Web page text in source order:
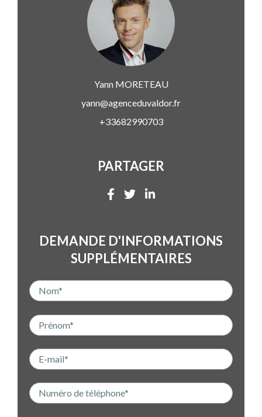
YannMORETEAU
yann@agenceduvaldor.fr
+33682990703
PARTAGER
DEMANDE D'INFORMATIONS
SUPPLÉMENTAIRES